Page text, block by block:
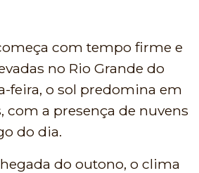
com tempo firme e
no Rio Grande do
feira, o sol predomina em
com a presença de nuvens
do dia.
do outono, o clima